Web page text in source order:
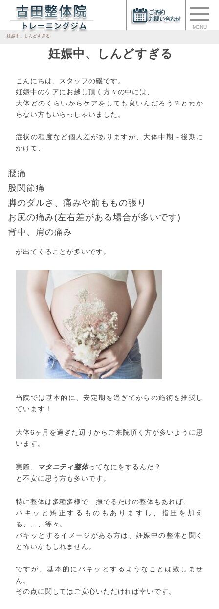
MENU
妊娠中、しんどすぎる
妊娠中、しんどすぎる
こんにちは、スタッフの磯です。
妊娠中のケアにお越し頂く方々の中には、
大体どのくらいからケアをしても良いんだろう？とわか
らない方もいらっしゃいました。
症状の程度など個人差がありますが、大体中期～後期に
かけて、
腰痛
股関節痛
脚のダルさ、痛みや前ももの張り
お尻の痛み(左右差がある場合が多いです)
背中、肩の痛み
が出てくることが多いです。
当院では基本的に、安定期を過ぎてからの施術を推奨し
ています！
大体6ヶ月を過ぎた辺りからご来院頂く方が多いように思
います。
実際、 マタニティ整体ってなにをするんだ？
と不安に思う方も多いです。
特に整体は多種多様で、撫でるだけの整体もあれば、
バキッと矯正するものもありますし、指圧を加え
る、、、等々。
バキッとするイメージがある方は、妊娠中の整体と聞く
と怖いかもしれません。
ですが、基本的にバキッとするようなことは致しませ
ん。
その点に関してはご安心いただければ幸いです。